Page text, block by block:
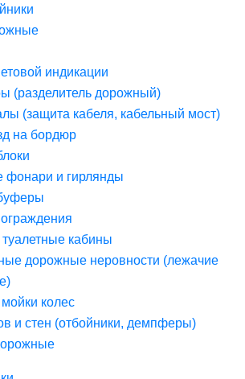
индикации
(разделитель дорожный)
(защита кабеля, кабельный мост)
на бордюр
фонари и гирлянды
кабины
дорожные неровности (лежачие
колес
и стен (отбойники, демпферы)